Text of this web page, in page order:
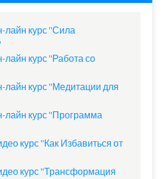
лайн курс "Сила
курс "Работа со
лайн курс "Медитации для
лайн курс "Программа
курс "Как Избавиться от
курс "Трансформация